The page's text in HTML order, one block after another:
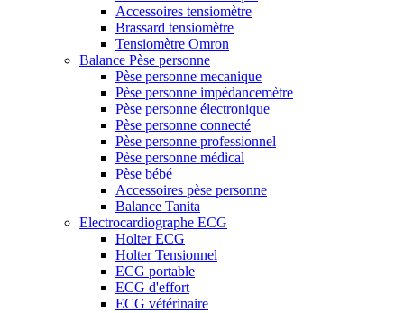
Accessoires tensiomètre
Brassard tensiomètre
Tensiomètre Omron
Balance Pèse personne
Pèse personne mecanique
Pèse personne impédancemètre
Pèse personne électronique
Pèse personne connecté
Pèse personne professionnel
Pèse personne médical
Pèse bébé
Accessoires pèse personne
Balance Tanita
Electrocardiographe ECG
Holter ECG
Holter Tensionnel
ECG portable
ECG d'effort
ECG vétérinaire